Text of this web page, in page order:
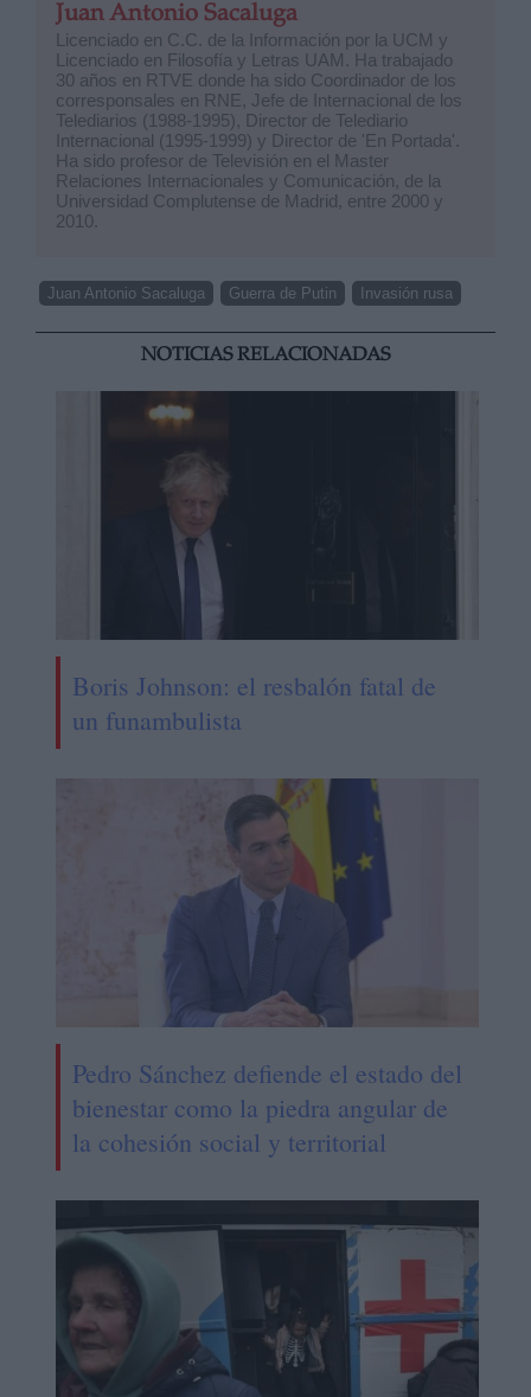
Juan Antonio Sacaluga
Licenciado en C.C. de la Información por la UCM y
Licenciado en Filosofía y Letras UAM. Ha trabajado
30 años en RTVE donde ha sido Coordinador de los
corresponsales en RNE, Jefe de Internacional de los
Telediarios (1988-1995), Director de Telediario
Internacional (1995-1999) y Director de 'En Portada'.
Ha sido profesor de Televisión en el Master
Relaciones Internacionales y Comunicación, de la
Universidad Complutense de Madrid, entre 2000 y
2010.
Juan Antonio Sacaluga Guerra de Putin Invasión rusa
NOTICIAS RELACIONADAS
Boris Johnson: el resbalón fatal de
un funambulista
Pedro Sánchez defiende el estado del
bienestar como la piedra angular de
la cohesión social y territorial